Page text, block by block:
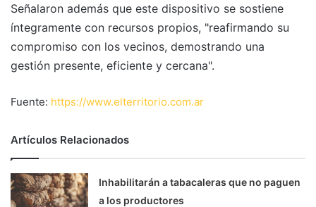
Señalaron además que este dispositivo se sostiene
íntegramente con recursos propios, "reafirmando su
compromiso con los vecinos, demostrando una
gestión presente, eficiente y cercana".
Fuente: https://www.elterritorio.com.ar
Artículos Relacionados
Inhabilitarán a tabacaleras que no paguen
a los productores